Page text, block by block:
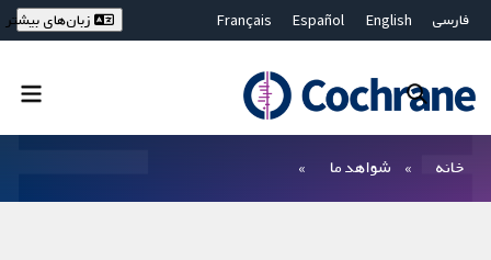
فارسی English
Español
Français
Bahasa Malaysia
ไทย
繁體中文
زبان‌های بیشتر
خانه شواهد ما